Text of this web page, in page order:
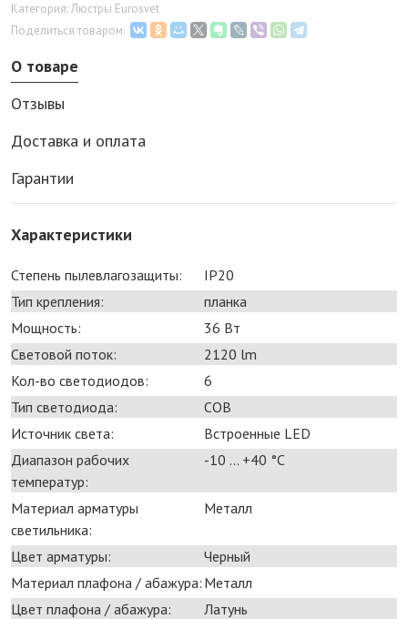
Категория: Люстры Eurosvet
Поделиться товаром:
О товаре
Отзывы
Доставка и оплата
Гарантии
Характеристики
Степень пылевлагозащиты:
IP20
Тип крепления:
планка
Мощность:
36 Bт
Световой поток:
2120 lm
Кол-во светодиодов:
6
Тип светодиода:
COB
Источник света:
Встроенные LED
Диапазон рабочих
температур:
-10 ... +40 °С
Материал арматуры
светильника:
Металл
Цвет арматуры:
Черный
Материал плафона / абажура: Металл
Цвет плафона / абажура:
Латунь